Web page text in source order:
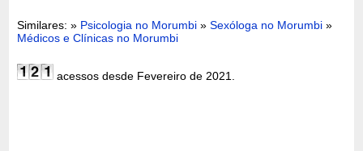
Similares: » Psicologia no Morumbi »Sexóloga no Morumbi »
Médicos e Clínicas no Morumbi
acessos desde Fevereiro de 2021.